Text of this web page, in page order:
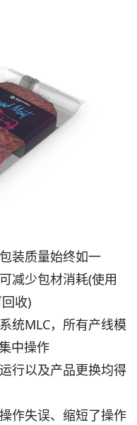
装质量始终如一
减少包材消耗(使用
收)
统MLC，所有产线模
中操作
行以及产品更换均得
作失误、缩短了操作